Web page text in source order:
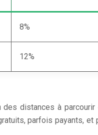
8%
12%
distances à parcourir
parfois payants,